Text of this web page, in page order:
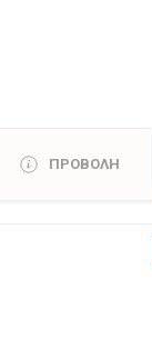
ΠΡΟΒΟΛΗ